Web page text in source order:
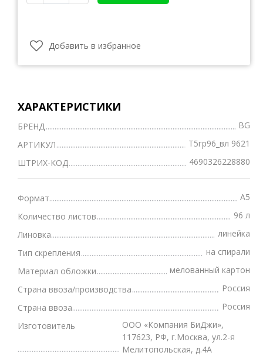
Добавить в избранное
ХАРАКТЕРИСТИКИ
БРЕНД
BG
АРТИКУЛ
Т5гр96_вл 9621
ШТРИХ-КОД
4690326228880
Формат
А5
Количество листов
96 л
Линовка
линейка
Тип скрепления
на спирали
Материал обложки
мелованный картон
Страна ввоза/производства
Россия
Страна ввоза
Россия
Изготовитель
ООО «Компания БиДжи»,
117623, РФ, г.Москва, ул.2-я
Мелитопольская, д.4А